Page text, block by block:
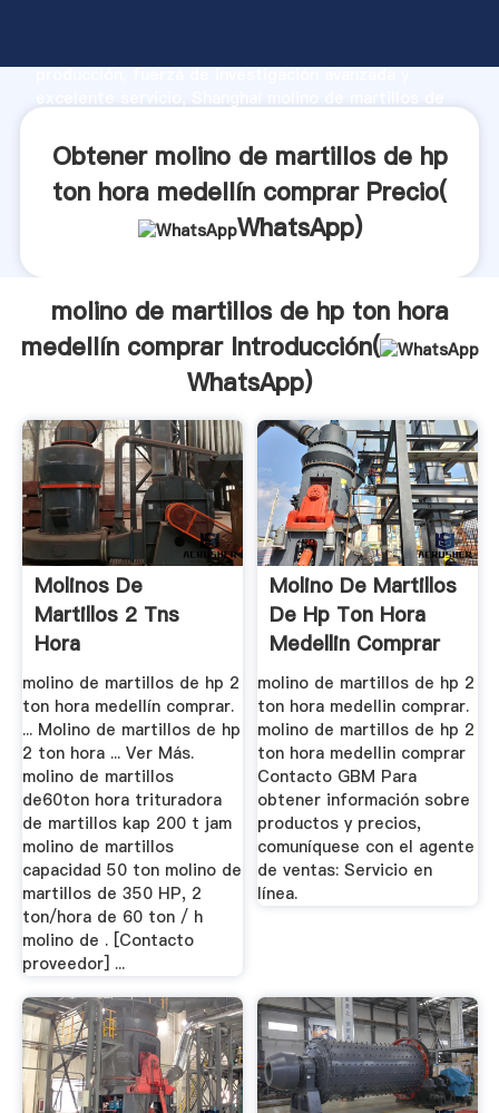
producción, fuerza de investigación avanzada y
y aporta valores a todos los clientes.
Obtener molino de martillos de hp
ton hora medellín comprar Precio(
WhatsApp)
molino de martillos de hp ton hora
medellín comprar Introducción(
WhatsApp)
Molinos De
Martillos 2 Tns
Hora
molino de martillos de hp 2
ton hora medellín comprar.
... Molino de martillos de hp
2 ton hora ... Ver Más.
molino de martillos
de60ton hora trituradora
de martillos kap 200 t jam
molino de martillos
capacidad 50 ton molino de
martillos de 350 HP, 2
ton/hora de 60 ton / h
molino de . [Contacto
proveedor] ...
Molino De Martillos
De Hp Ton Hora
Medellin Comprar
molino de martillos de hp 2
ton hora medellin comprar.
molino de martillos de hp 2
ton hora medellin comprar
Contacto GBM Para
obtener información sobre
productos y precios,
comuníquese con el agente
de ventas: Servicio en
línea.